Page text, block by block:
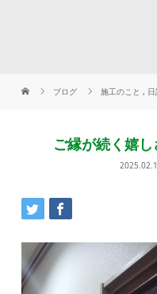
ブログ 施工のこと ,
ご縁が続く嬉